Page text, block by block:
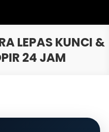
LEPAS KUNCI &
24 JAM